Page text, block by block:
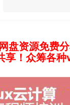
盘资源免费
享！众筹各种